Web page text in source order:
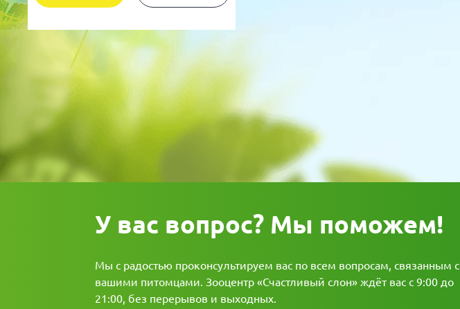
Для рептилий Обследование
Лаборатория
Стоматология
У вас вопрос? Мы поможем!
Мы с радостью проконсультируем вас по всем вопросам, связанным с
вашими питомцами. Зооцентр «Счастливый слон» ждёт вас с 9:00 до
21:00, без перерывов и выходных.